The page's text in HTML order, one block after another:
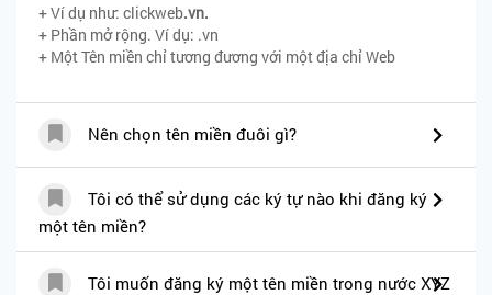
+ Ví dụ như: clickweb.vn.
+ Phần mở rộng. Ví dụ: .vn
+ Một Tên miền chỉ tương đương với một địa chỉ Web
Nên chọn tên miền đuôi gì?
Tôi có thể sử dụng các ký tự nào khi đăng ký
một tên miền?
Tôi muốn đăng ký một tên miền trong nước XYZ